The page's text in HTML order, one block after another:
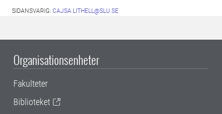
SIDANSVARIG: CAJSA.LITHELL@SLU.SE
Organisationsenheter
Fakulteter
Biblioteket